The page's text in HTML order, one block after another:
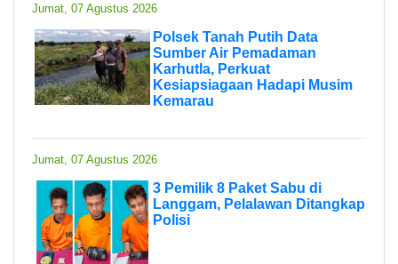
Jumat, 07 Agustus 2026
Polsek Tanah Putih Data
Sumber Air Pemadaman
Karhutla, Perkuat
Kesiapsiagaan Hadapi Musim
Kemarau
Jumat, 07 Agustus 2026
3 Pemilik 8 Paket Sabu di
Langgam, Pelalawan Ditangkap
Polisi